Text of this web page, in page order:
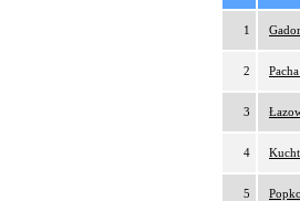
1
2
3
4
5